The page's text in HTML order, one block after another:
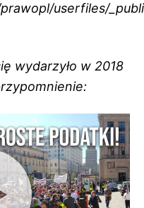
userfiles/
wydarzyło w 2018